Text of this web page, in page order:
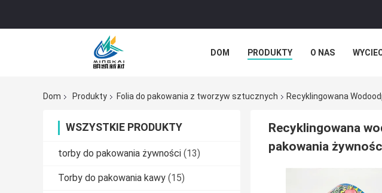
DOM PRODUKTY O NAS
Dom
Produkty Folia do pakowania z tworzyw sztucznych Recyklingowana
WSZYSTKIE PRODUKTY
torby do pakowania żywności (13)
Torby do pakowania kawy (15)
Recyklingowana
pakowania